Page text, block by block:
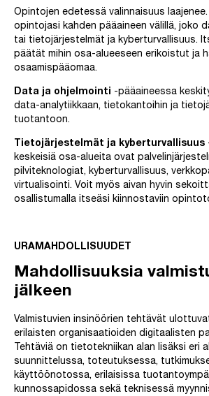
Opintojen edetessä valinnaisuus
opintojasi kahden pääaineen välillä, joko
tai tietojärjestelmät ja kyberturvallisuus.
päätät mihin osa-alueeseen erikoistut ja
osaamispääomaa.
Data ja ohjelmointi -pääaineessa
data-analytiikkaan, tietokantoihin ja
tuotantoon.
Tietojärjestelmät ja kyberturvallisuus
keskeisiä osa-alueita ovat
pilviteknologiat, kyberturvallisuus,
virtualisointi. Voit myös aivan hyvin
osallistumalla itseäsi kiinnostaviin
URAMAHDOLLISUUDET
Mahdollisuuksia
jälkeen
Valmistuvien insinöörien tehtävät
erilaisten organisaatioiden digitaalisten
Tehtäviä on tietotekniikan alan lisäksi eri
suunnittelussa, toteutuksessa,
käyttöönotossa, erilaisissa
kunnossapidossa sekä teknisessä